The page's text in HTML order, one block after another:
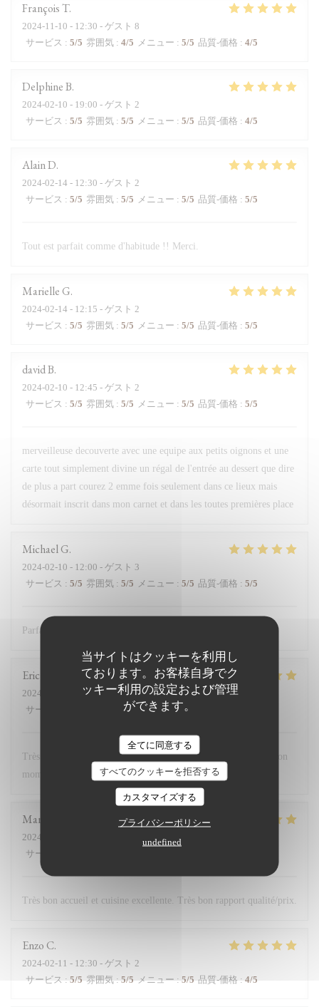
当サイトはクッキーを利用し
ております。お客様自身でク
ッキー利用の設定および管理
ができます。
全てに同意する
すべてのクッキーを拒否する
カスタマイズする
プライバシーポリシー
undefined
FrançoisT
2024-11-10 - 12:30 - ゲスト 8
サービス : 5/5 雰囲気 : 4/5 メニュー : 5/5 品質-価格 : 4/5
DelphineB
2024-02-10 - 19:00 - ゲスト 2
サービス : 5/5 雰囲気 : 5/5 メニュー : 5/5 品質-価格 : 4/5
AlainD
2024-02-14 - 12:30 - ゲスト 2
サービス : 5/5 雰囲気 : 5/5 メニュー : 5/5 品質-価格 : 5/5
Tout est parfait comme d'habitude !! Merci.
MarielleG
2024-02-14 - 12:15 - ゲスト 2
サービス : 5/5 雰囲気 : 5/5 メニュー : 5/5 品質-価格 : 5/5
davidB
2024-02-10 - 12:45 - ゲスト 2
サービス : 5/5 雰囲気 : 5/5 メニュー : 5/5 品質-価格 : 5/5
merveilleuse decouverte avec une equipe aux petits oignons et une
carte tout simplement divine un régal de l'entrée au dessert que dire
de plus a part courez 2 emme fois seulement dans ce lieux mais
désormait inscrit dans mon carnet et dans les toutes premières place
MichaelG
2024-02-10 - 12:00 - ゲスト 3
サービス : 5/5 雰囲気 : 5/5 メニュー : 5/5 品質-価格 : 5/5
Parfait comme d’habitude
Eric
2024-02-11
- 12:30 - ゲスト 12
サービス
5/5 メニュー : 5/5
Très bon accueil, cuisine excellente. Nous avons passé un très bon
moment
Marie
2024-02-11
サービス
Très bon accueil et cuisine excellente. Très bon rapport qualité/prix.
Enzo C
2024-02-11 - 12:30 - ゲスト 2
サービス : 5/5 雰囲気: 5/5 メニュー: 5/5 品質-価格 : 4/5